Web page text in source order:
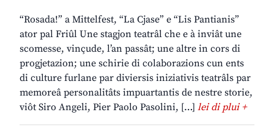
“Rosada!” a Mittelfest, “La Cjase” e “Lis Pantianis”
ator pal Friûl Une stagjon teatrâl che e à inviât une
scomesse, vinçude, l’an passât; une altre in cors di
progjetazion; une schirie di colaborazions cun ents
di culture furlane par diviersis iniziativis teatrâls par
memoreâ personalitâts impuartantis de nestre storie,
viôt Siro Angeli, Pier Paolo Pasolini, […] lei di plui +